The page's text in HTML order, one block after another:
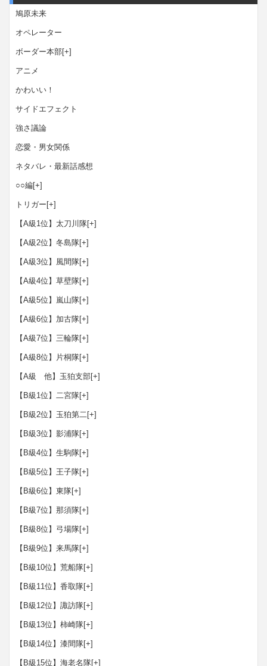
鳩原未来
オペレーター
ボーダー本部[+]
アニメ
かわいい！
サイドエフェクト
強さ議論
恋愛・男女関係
ネタバレ・最新話感想
○○編[+]
トリガー [+]
【A級1位】太刀川隊[+]
【A級2位】冬島隊[+]
【A級3位】風間隊[+]
【A級4位】草壁隊[+]
【A級5位】嵐山隊[+]
【A級6位】加古隊[+]
【A級7位】三輪隊[+]
【A級8位】片桐隊[+]
【A級 他】玉狛支部[+]
【B級1位】二宮隊[+]
【B級2位】玉狛第二[+]
【B級3位】影浦隊[+]
【B級4位】生駒隊[+]
【B級5位】王子隊[+]
【B級6位】東隊[+]
【B級7位】那須隊[+]
【B級8位】弓場隊[+]
【B級9位】来馬隊[+]
【B級10位】荒船隊[+]
【B級11位】香取隊[+]
【B級12位】諏訪隊[+]
【B級13位】柿崎隊[+]
【B級14位】漆間隊[+]
【B級15位】海老名隊[+]